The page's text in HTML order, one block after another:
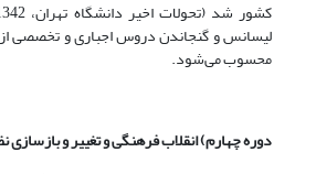
لیسانس و گنجاندن دروس اجباری و تخصصی
محسوب می‌شود.
دوره چهارم) انقلاب فرهنگی و تغییر و